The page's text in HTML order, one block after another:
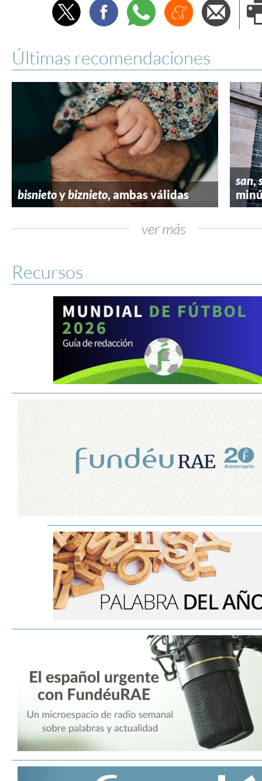
TwitterFacebookWhatsappMenéame
Últimas recomendaciones
bisnietoybiznieto, ambas válidas
san,
ver más
Recursos